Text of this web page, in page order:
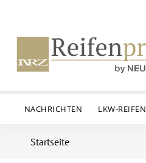
NACHRICHTEN LKW-REIFEN
Startseite